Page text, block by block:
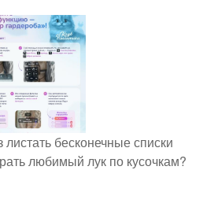
бесконечные списки
любимый лук по кусочкам?